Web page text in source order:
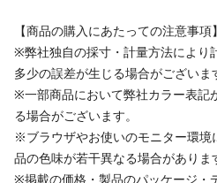
【商品の購入にあたっての注意事項】
※弊社独自の採寸・計量方法により
多少の誤差が生じる場合がございま
※一部商品において弊社カラー表記
る場合がございます。
※ブラウザやお使いのモニター環境
品の色味が若干異なる場合がありま
※掲載の価格・製品のパッケージ・